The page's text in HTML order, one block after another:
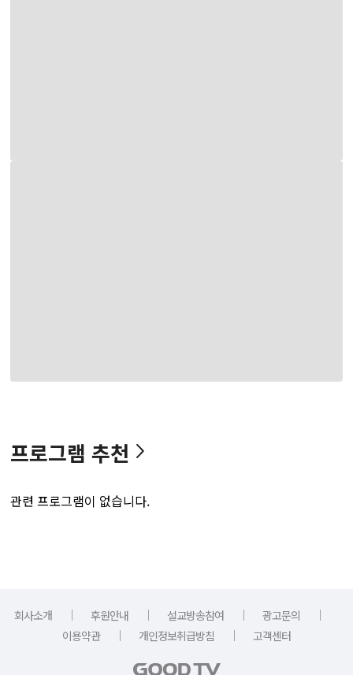
프로그램 추천
관련 프로그램이 없습니다.
회사소개 ｜ 후원안내 ｜ 설교방송참여 ｜ 광고문의
｜
이용약관
｜ 개인정보취급방침 ｜ 고객센터